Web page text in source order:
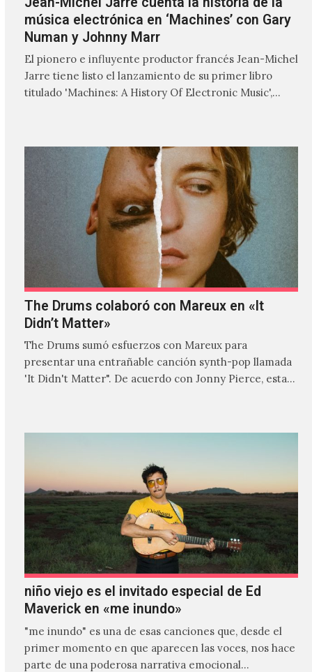
música electrónica en ‘Machines’ con Gary
Numan y Johnny Marr
El pionero e influyente productor francés Jean-Michel
Jarre tiene listo el lanzamiento de su primer libro
titulado 'Machines: A History Of Electronic Music',
The Drums colaboró con Mareux en «It
Didn’t Matter»
The Drums sumó esfuerzos con Mareux para
presentar una entrañable canción synth-pop llamada
'It Didn't Matter". De acuerdo con Jonny Pierce, esta
niño viejo es el invitado especial de Ed
Maverick en «me inundo»
"me inundo" es una de esas canciones que, desde el
primer momento en que aparecen las voces, nos hace
parte de una poderosa narrativa emocional…